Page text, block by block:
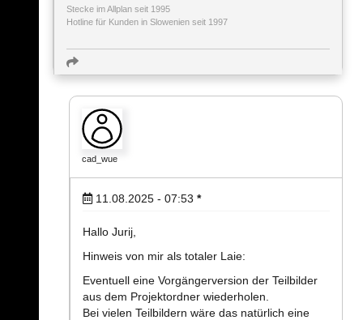
Stecke im Allplan seit 1995
Hotline für Kunden in Slowenien seit 1997
cad_wue
11.08.2025 - 07:53 *
Hallo Jurij,
Hinweis von mir als totaler Laie:
Eventuell eine Vorgängerversion der Teilbilder
aus dem Projektordner wiederholen.
Bei vielen Teilbildern wäre das natürlich eine